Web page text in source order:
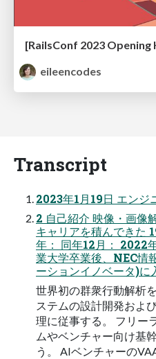
eileencodes
Transcript
2023年1月19日 エンジ
2 自己紹介 映像・画像
キャリアを積んできた
年： 同年12月： 2022
業大学卒業後、NEC情
ーションイノベータ)に
世界初の群衆行動解析
ステムの設計開発およ
理に従事する。 フリー
ムやベンチャー向け基
う。 AIベンチャーの